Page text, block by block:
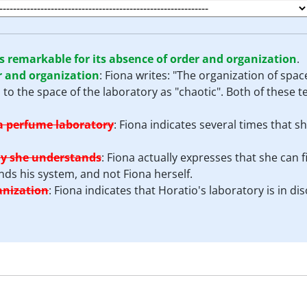
remarkable for its absence of order and organization.
and organization: Fiona writes: "The organization of
the space of the laboratory as "chaotic". Both of these
perfume laboratory: Fiona indicates several times that
she understands: Fiona actually expresses that she can
his system, and not Fiona herself.
: Fiona indicates that Horatio's laboratory is in